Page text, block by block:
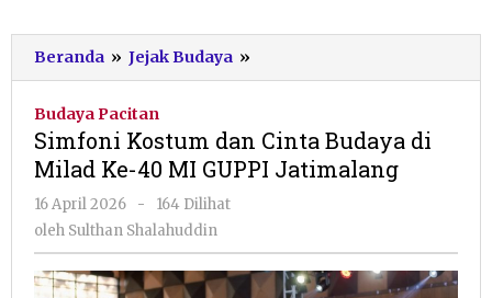
Beranda » Jejak Budaya »
Kostum
Budaya
di
GUPPI
Budaya Pacitan
Simfoni Kostum dan Cinta Budaya di
Milad Ke-40 MI GUPPI Jatimalang
16 April 2026
oleh
Sulthan
-
164 Dilihat
oleh Sulthan Shalahuddin